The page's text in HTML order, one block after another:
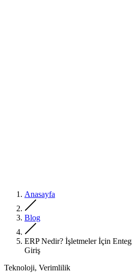
Anasayfa
Blog
ERP Nedir? İşletmeler İçin
Giriş
Teknoloji, Verimlilik